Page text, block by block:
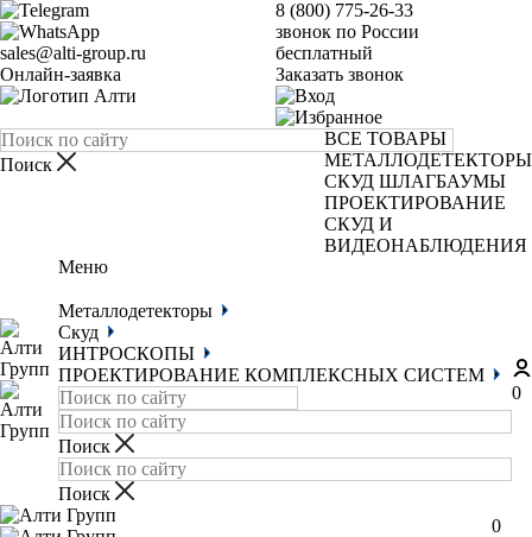
sales@alti-group.ru
Онлайн-заявка
8 (800) 775-26-33
звонок по России
бесплатный
Заказать звонок
ВСЕ ТОВАРЫ
МЕТАЛЛОДЕТЕКТОРЫ
СКУД ШЛАГБАУМЫ
ПРОЕКТИРОВАНИЕ
СКУД И
ВИДЕОНАБЛЮДЕНИЯ
Меню
Металлодетекторы
Скуд
ИНТРОСКОПЫ
ПРОЕКТИРОВАНИЕ КОМПЛЕКСНЫХ СИСТЕМ
0
0